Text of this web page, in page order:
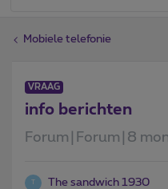
Mobiele telefonie
VRAAG
info berichten
Forum|Forum|8
The sandwich 1930